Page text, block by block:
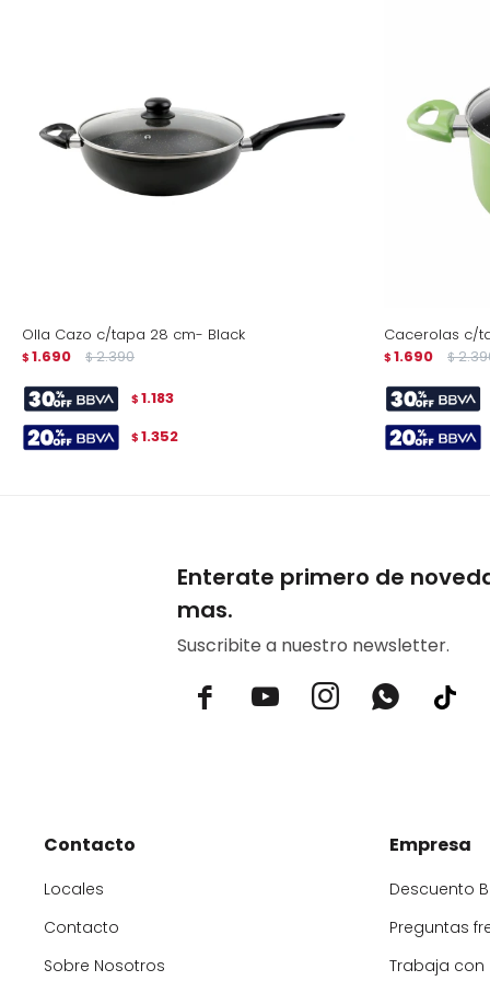
Olla Cazo c/tapa 28 cm- Black
$ 1.690 $ 2.390
$ 1.183
$ 1.352
Cacerolas c/
$ 1.690 $
Enterate primero de
mas.
Suscribite a nuestro newsletter.
  
Contacto
Locales
Contacto
Sobre Nosotros
Empresa
Descuento
Preguntas
Trabaja